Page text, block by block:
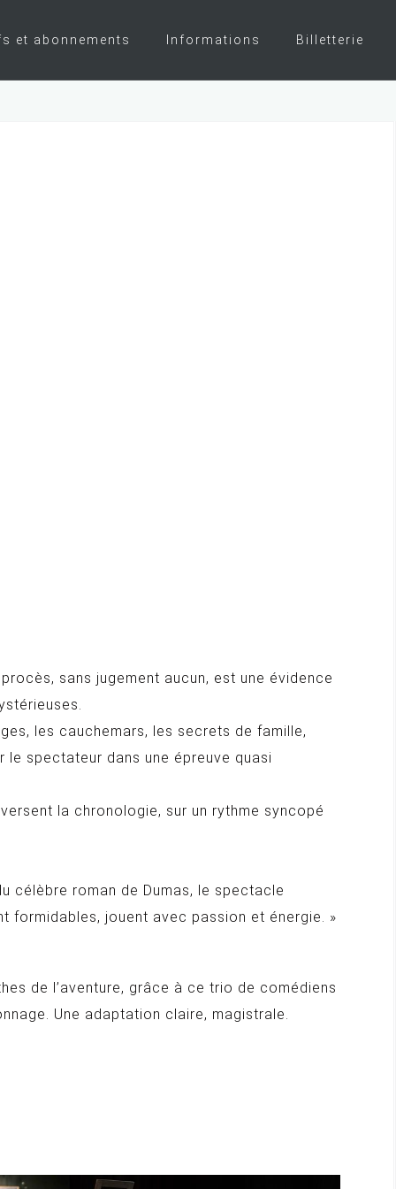
et abonnements Informations Billetterie
sans jugement aucun, est une évidence
les cauchemars, les secrets de famille,
spectateur dans une épreuve quasi
la chronologie, sur un rythme syncopé
célèbre roman de Dumas, le spectacle
formidables, jouent avec passion et énergie. »
de l’aventure, grâce à ce trio de comédiens
Une adaptation claire, magistrale.